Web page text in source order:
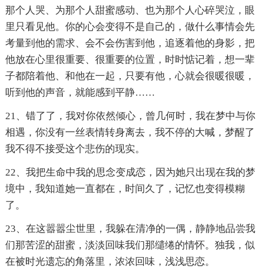
那个人哭、为那个人甜蜜感动、也为那个人心碎哭泣，眼
里只看见他。你的心会变得不是自己的，做什么事情会先
考量到他的需求、会不会伤害到他，追逐着他的身影，把
他放在心里很重要、很重要的位置，时时惦记着，想一辈
子都陪着他、和他在一起，只要有他，心就会很暖很暖，
听到他的声音，就能感到平静……
21、错了了，我对你依然倾心，曾几何时，我在梦中与你
相遇，你没有一丝表情转身离去，我不停的大喊，梦醒了
我不得不接受这个悲伤的现实。
22、我把生命中我的思念变成恋，因为她只出现在我的梦
境中，我知道她一直都在，时间久了，记忆也变得模糊
了。
23、在这嚣嚣尘世里，我躲在清净的一偶，静静地品尝我
们那苦涩的甜蜜，淡淡回味我们那缱绻的情怀。独我，似
在被时光遗忘的角落里，浓浓回味，浅浅思恋。